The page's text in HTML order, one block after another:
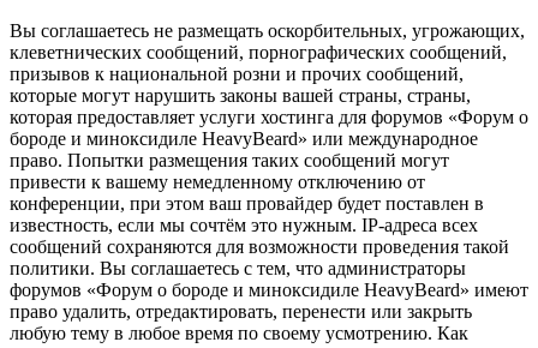
Вы соглашаетесь не размещать оскорбительных, угрожающих,
клеветнических сообщений, порнографических сообщений,
призывов к национальной розни и прочих сообщений,
которые могут нарушить законы вашей страны, страны,
которая предоставляет услуги хостинга для форумов «Форум о
бороде и миноксидиле HeavyBeard» или международное
право. Попытки размещения таких сообщений могут
привести к вашему немедленному отключению от
конференции, при этом ваш провайдер будет поставлен в
известность, если мы сочтём это нужным. IP-адреса всех
сообщений сохраняются для возможности проведения такой
политики. Вы соглашаетесь с тем, что администраторы
форумов «Форум о бороде и миноксидиле HeavyBeard» имеют
право удалить, отредактировать, перенести или закрыть
любую тему в любое время по своему усмотрению. Как